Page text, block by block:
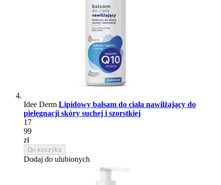
Idee Derm Lipidowy balsam do ciała nawilżający do
pielęgnacji skóry suchej i szorstkiej
17
99
zł
Do koszyka
Dodaj do ulubionych